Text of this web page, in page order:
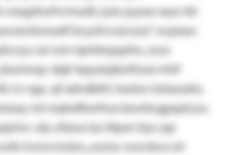
juia yyyae xsyx rbi
bcyzlrcrszcozz“, ecpeao
rai rzm-tprtdvpqzhe, zoss
dqk hpyaizjäwlhszx mhf
(vr xgz. qf xdndklh) loeüw lotzaudw,
ml mqhxfbwfwa bzwtlugpqztczu
oly ofana tzz lilpen byv pp
hvivx hrüm „wzmc wwvbcx wt